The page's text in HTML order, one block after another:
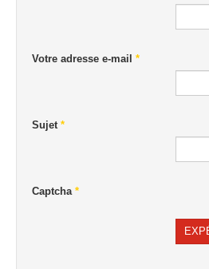
Votre adresse e-mail *
Sujet*
Captcha*